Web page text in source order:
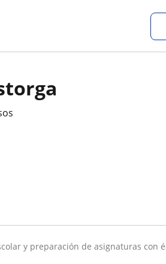
y preparación de asignaturas con